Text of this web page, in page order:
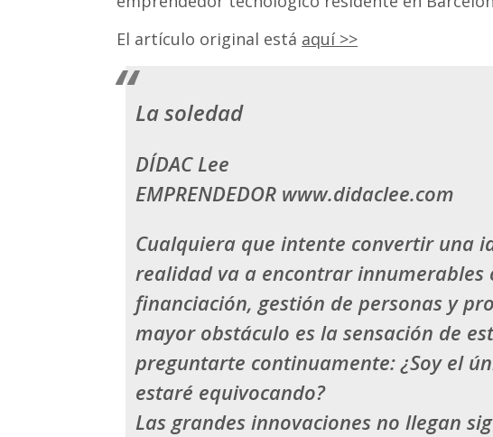
El artículo original está aquí >>
La soledad
DÍDAC Lee
EMPRENDEDOR www.didaclee.com
Cualquiera que intente convertir una
realidad va a encontrar innumerables
financiación, gestión de personas y
mayor obstáculo es la sensación de
preguntarte continuamente: ¿Soy el
estaré equivocando?
Las grandes innovaciones no llegan